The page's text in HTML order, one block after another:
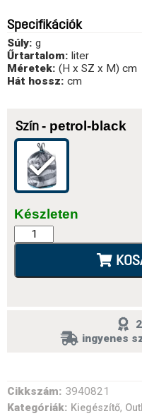
Specifikációk
Súly: g
Űrtartalom: liter
Méretek: (H x SZ x M) cm
Hát hossz: cm
Szín - petrol-black
Készleten
ingyenes
Cikkszám: 3940821
Kategóriák: Kiegészítő,